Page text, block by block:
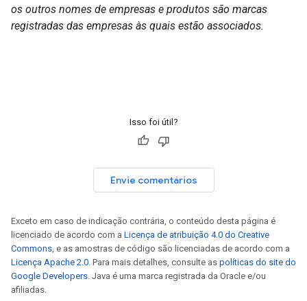
os outros nomes de empresas e produtos são marcas
registradas das empresas às quais estão associados.
Isso foi útil?
Envie comentários
Exceto em caso de indicação contrária, o conteúdo desta página é
licenciado de acordo com a Licença de atribuição 4.0 do Creative
Commons , e as amostras de código são licenciadas de acordo com a
Licença Apache 2.0 . Para mais detalhes, consulte as políticas do site do
Google Developers . Java é uma marca registrada da Oracle e/ou
afiliadas.